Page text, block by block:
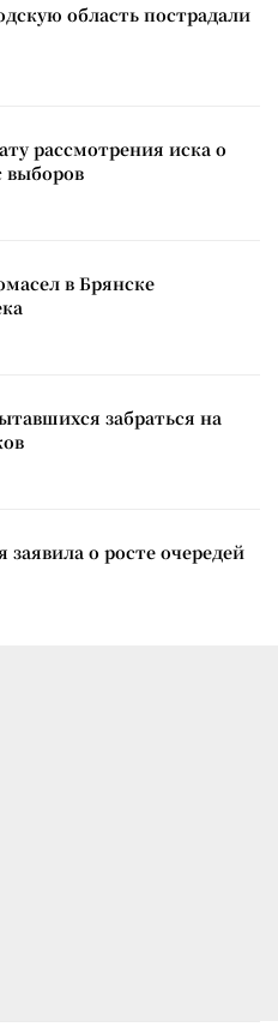
область пострадали
рассмотрения иска о
выборов
в Брянске
забраться на
о росте очередей